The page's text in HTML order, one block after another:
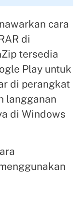
cara
di
tersedia
Play untuk
di perangkat
langganan
di Windows